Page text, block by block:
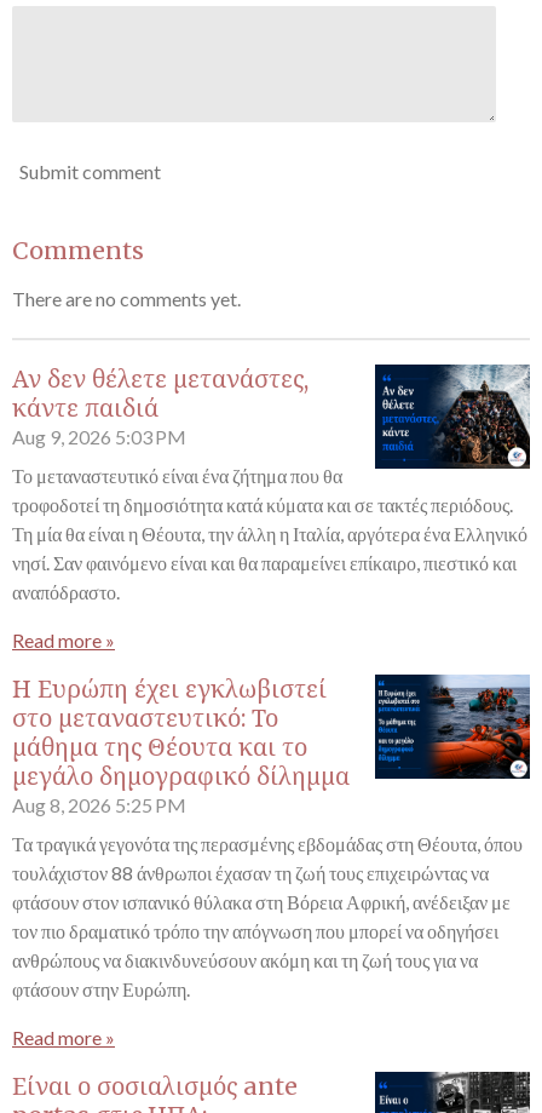
Submit comment
Comments
There are no comments yet.
Αν δεν θέλετε μετανάστες,
κάντε παιδιά
Aug 9, 2026 5:03 PM
Το μεταναστευτικό είναι ένα ζήτημα που θα
τροφοδοτεί τη δημοσιότητα κατά κύματα και σε τακτές περιόδους.
Τη μία θα είναι η Θέουτα, την άλλη η Ιταλία, αργότερα ένα Ελληνικό
νησί. Σαν φαινόμενο είναι και θα παραμείνει επίκαιρο, πιεστικό και
αναπόδραστο.
Read more »
Η Ευρώπη έχει εγκλωβιστεί
στο μεταναστευτικό: Το
μάθημα της Θέουτα και το
μεγάλο δημογραφικό δίλημμα
Aug 8, 2026 5:25 PM
Τα τραγικά γεγονότα της περασμένης εβδομάδας στη Θέουτα, όπου
τουλάχιστον 88 άνθρωποι έχασαν τη ζωή τους επιχειρώντας να
φτάσουν στον ισπανικό θύλακα στη Βόρεια Αφρική, ανέδειξαν με
τον πιο δραματικό τρόπο την απόγνωση που μπορεί να οδηγήσει
ανθρώπους να διακινδυνεύσουν ακόμη και τη ζωή τους για να
φτάσουν στην Ευρώπη.
Read more »
Είναι ο σοσιαλισμός ante